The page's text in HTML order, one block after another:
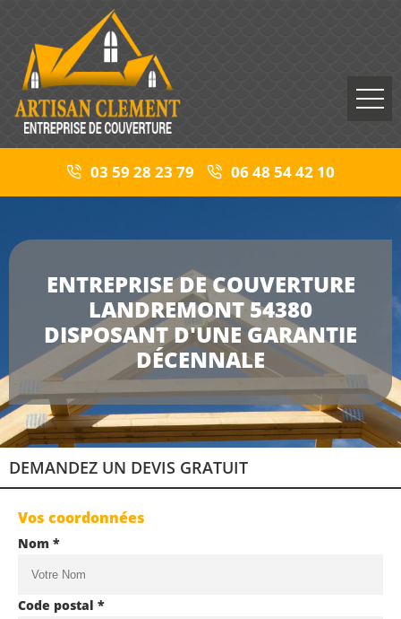
03 59 28 23 79 06 48 54 42 10
ENTREPRISE DE COUVERTURE
LANDREMONT 54380
DISPOSANT D'UNE GARANTIE
DÉCENNALE
DEMANDEZ UN DEVIS GRATUIT
Vos coordonnées
Nom *
Code postal *